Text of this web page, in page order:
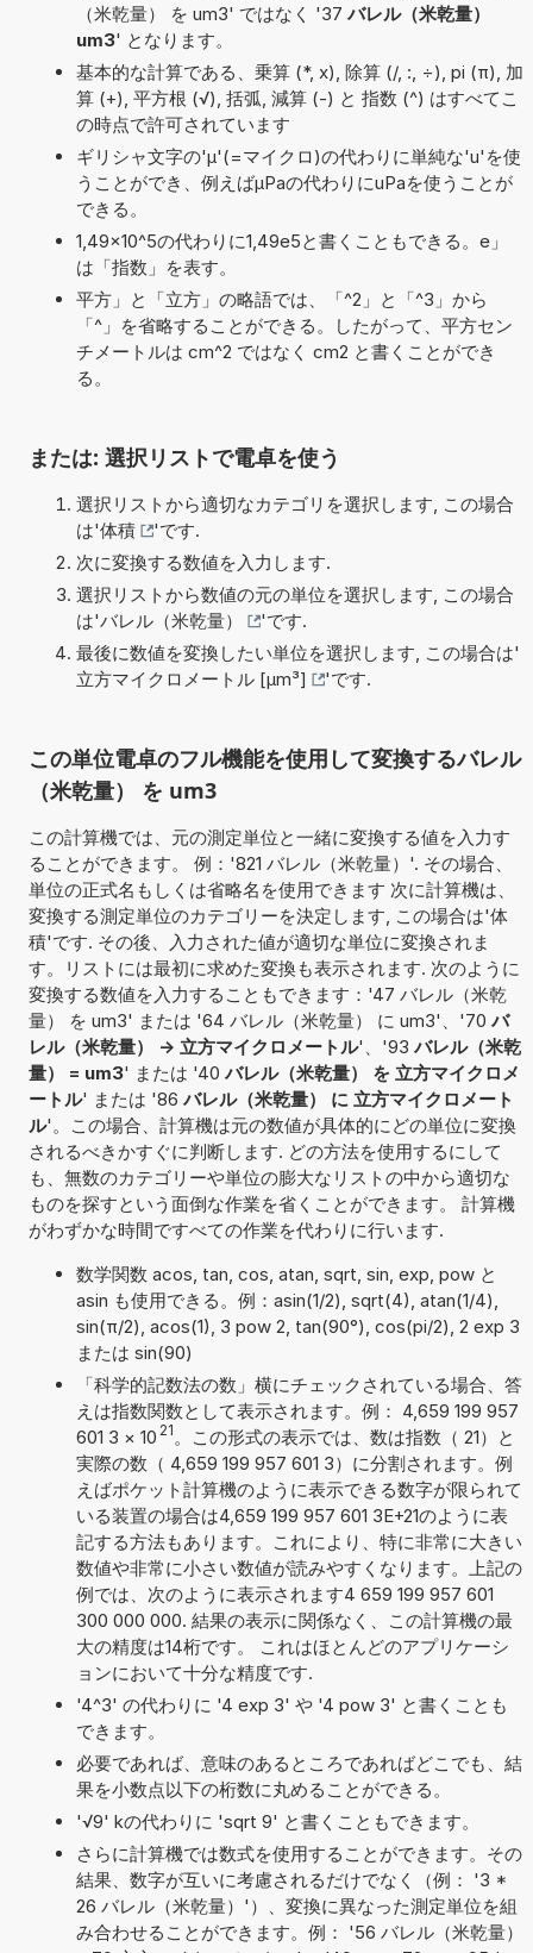
（米乾量） を um3' ではなく '37 バレル（米乾量）
um3' となります。
基本的な計算である、乗算 (*, x), 除算 (/, :, ÷), pi (π), 加
算 (+), 平方根 (√), 括弧, 減算 (-) と 指数 (^) はすべてこ
の時点で許可されています
ギリシャ文字の'μ'(=マイクロ)の代わりに単純な'u'を使
うことができ、例えばµPaの代わりにuPaを使うことが
できる。
1,49×10^5の代わりに1,49e5と書くこともできる。e」
は「指数」を表す。
平方」と「立方」の略語では、「^2」と「^3」から
「^」を省略することができる。したがって、平方セン
チメートルは cm^2 ではなく cm2 と書くことができ
る。
または: 選択リストで電卓を使う
選択リストから適切なカテゴリを選択します, この場合
は'体積
'です.
次に変換する数値を入力します.
選択リストから数値の元の単位を選択します, この場合
は'バレル（米乾量）
'です.
最後に数値を変換したい単位を選択します, この場合は'
立方マイクロメートル [µm³]
'です.
この単位電卓のフル機能を使用して変換するバレル
（米乾量） を um3
この計算機では、元の測定単位と一緒に変換する値を入力す
ることができます。 例：'821 バレル（米乾量）'. その場合、
単位の正式名もしくは省略名を使用できます 次に計算機は、
変換する測定単位のカテゴリーを決定します, この場合は'体
積'です. その後、入力された値が適切な単位に変換されま
す。リストには最初に求めた変換も表示されます. 次のように
変換する数値を入力することもできます：'47 バレル（米乾
量） を um3' または '64 バレル（米乾量） に um3'、'70 バ
レル（米乾量） -> 立方マイクロメートル'、'93 バレル（米乾
量） = um3' または '40 バレル（米乾量） を 立方マイクロメ
ートル' または '86 バレル（米乾量） に 立方マイクロメート
ル'。この場合、計算機は元の数値が具体的にどの単位に変換
されるべきかすぐに判断します. どの方法を使用するにして
も、無数のカテゴリーや単位の膨大なリストの中から適切な
ものを探すという面倒な作業を省くことができます。 計算機
がわずかな時間ですべての作業を代わりに行います.
数学関数 acos, tan, cos, atan, sqrt, sin, exp, pow と
asin も使用できる。例：asin(1/2), sqrt(4), atan(1/4),
sin(π/2), acos(1), 3 pow 2, tan(90°), cos(pi/2), 2 exp 3
または sin(90)
「科学的記数法の数」横にチェックされている場合、答
えは指数関数として表示されます。例： 4,659 199 957
601 3 × 10 21 。この形式の表示では、数は指数（ 21）と
実際の数（ 4,659 199 957 601 3）に分割されます。例
えばポケット計算機のように表示できる数字が限られて
いる装置の場合は4,659 199 957 601 3E+21のように表
記する方法もあります。これにより、特に非常に大きい
数値や非常に小さい数値が読みやすくなります。上記の
例では、次のように表示されます4 659 199 957 601
300 000 000. 結果の表示に関係なく、この計算機の最
大の精度は14桁です。 これはほとんどのアプリケーシ
ョンにおいて十分な精度です.
'4^3' の代わりに '4 exp 3' や '4 pow 3' と書くことも
できます。
必要であれば、意味のあるところであればどこでも、結
果を小数点以下の桁数に丸めることができる。
'√9' kの代わりに 'sqrt 9' と書くこともできます。
さらに計算機では数式を使用することができます。その
結果、数字が互いに考慮されるだけでなく（例： '3 *
26 バレル（米乾量）'）、変換に異なった測定単位を組
み合わせることができます。例： '56 バレル（米乾量）